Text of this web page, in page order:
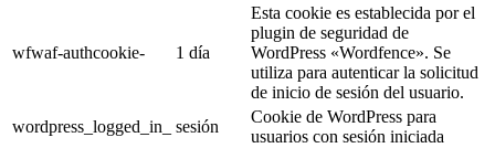
wfwaf-authcookie- 1 día
Esta cookie es establecida por el
plugin de seguridad de
WordPress «Wordfence». Se
utiliza para autenticar la solicitud
de inicio de sesión del usuario.
wordpress_logged_in_
sesión
Cookie de WordPress para
usuarios con sesión iniciada